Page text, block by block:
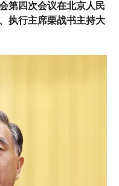
第四次会议在北京人民
执行主席栗战书主持大